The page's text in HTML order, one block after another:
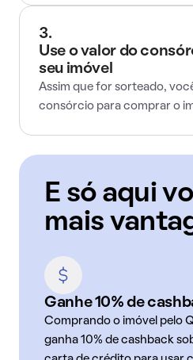
3.
Use o valor do
seu imóvel
Assim que for sorteado,
consórcio para comprar o
E só aqui
mais
Ganhe 10% de
Comprando o imóvel pelo
ganha 10% de cashback